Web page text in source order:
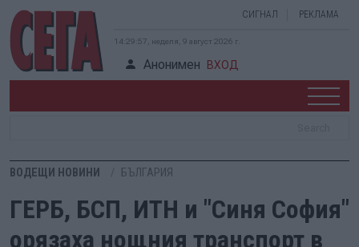
СИГНАЛ РЕКЛАМА
14:29:58, неделя, 9 август 2026 г.
Анонимен ВХОД
ВОДЕЩИ НОВИНИ БЪЛГАРИЯ
ГЕРБ, БСП, ИТН и "Синя София"
орязаха нощния транспорт в